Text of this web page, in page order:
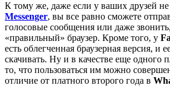
К тому же, даже если у ваших друзей не
Messenger, вы все равно сможете
голосовые сообщения или даже
«правильный» браузер. Кроме того, у
есть облегченная браузерная версия, и
скачивать. Ну и в качестве еще одного
то, что пользоваться им можно
отличие от платного второго года в